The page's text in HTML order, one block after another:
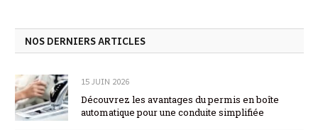
NOS DERNIERS ARTICLES
15 JUIN 2026
Découvrez les avantages du permis en boîte
automatique pour une conduite simplifiée